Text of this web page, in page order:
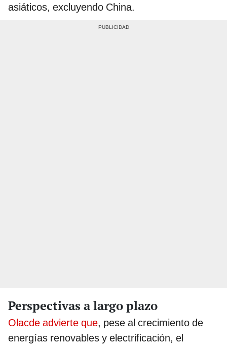
asiáticos, excluyendo China.
Perspectivas a largo plazo
Olacde advierte que, pese al crecimiento de
energías renovables y electrificación, el